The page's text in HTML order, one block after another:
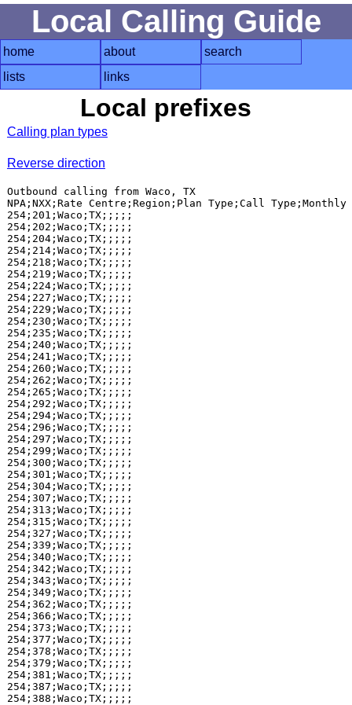
Local Calling Guide
home about
search
lists
links
Local prefixes
Calling plan types
Reverse direction
Outbound calling from Waco, TX
NPA;NXX;Rate Centre;Region;Plan Type;Call
254;201;Waco;TX;;;;;
254;202;Waco;TX;;;;;
254;204;Waco;TX;;;;;
254;214;Waco;TX;;;;;
254;218;Waco;TX;;;;;
254;219;Waco;TX;;;;;
254;224;Waco;TX;;;;;
254;227;Waco;TX;;;;;
254;229;Waco;TX;;;;;
254;230;Waco;TX;;;;;
254;235;Waco;TX;;;;;
254;240;Waco;TX;;;;;
254;241;Waco;TX;;;;;
254;260;Waco;TX;;;;;
254;262;Waco;TX;;;;;
254;265;Waco;TX;;;;;
254;292;Waco;TX;;;;;
254;294;Waco;TX;;;;;
254;296;Waco;TX;;;;;
254;297;Waco;TX;;;;;
254;299;Waco;TX;;;;;
254;300;Waco;TX;;;;;
254;301;Waco;TX;;;;;
254;304;Waco;TX;;;;;
254;307;Waco;TX;;;;;
254;313;Waco;TX;;;;;
254;315;Waco;TX;;;;;
254;327;Waco;TX;;;;;
254;339;Waco;TX;;;;;
254;340;Waco;TX;;;;;
254;342;Waco;TX;;;;;
254;343;Waco;TX;;;;;
254;349;Waco;TX;;;;;
254;362;Waco;TX;;;;;
254;366;Waco;TX;;;;;
254;373;Waco;TX;;;;;
254;377;Waco;TX;;;;;
254;378;Waco;TX;;;;;
254;379;Waco;TX;;;;;
254;381;Waco;TX;;;;;
254;387;Waco;TX;;;;;
254;388;Waco;TX;;;;;